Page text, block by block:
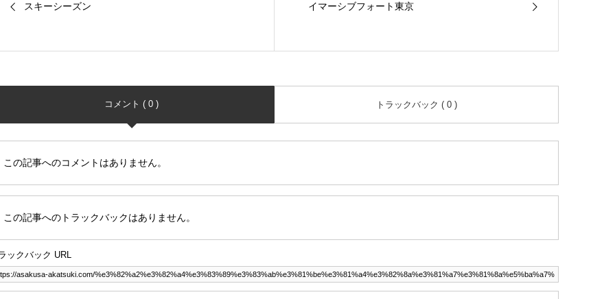
スキーシーズン イマーシブフォート東京
コメント ( 0 ) トラックバック ( 0 )
この記事へのコメントはありません。
この記事へのトラックバックはありません。
ックバック URL